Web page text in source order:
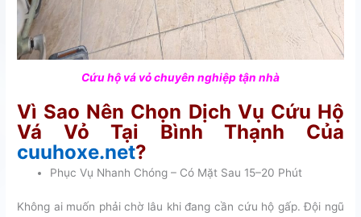
Cứu hộ vá vỏ chuyên nghiệp tận nhà
Vì Sao Nên Chọn Dịch Vụ Cứu Hộ
Vá Vỏ Tại Bình Thạnh Của
cuuhoxe.net?
Phục Vụ Nhanh Chóng – Có Mặt Sau 15–20 Phút
Không ai muốn phải chờ lâu khi đang cần cứu hộ gấp. Đội ngũ